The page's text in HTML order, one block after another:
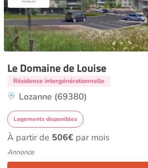
Le Domaine de Louise
Résidence intergénérationnelle
Lozanne (69380)
Logements disponibles
À partir de 506€ par mois
Annonce